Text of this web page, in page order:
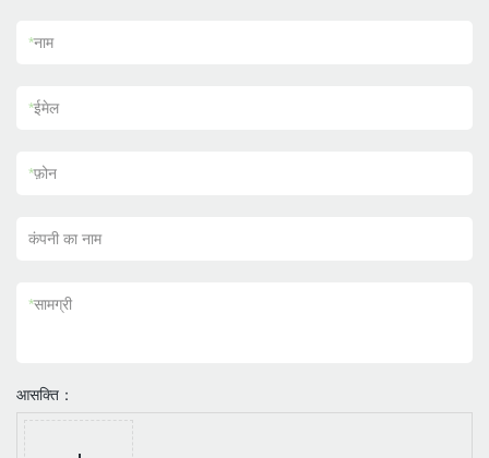
*नाम
*ईमेल
*फ़ोन
कंपनी का नाम
*सामग्री
आसक्ति：